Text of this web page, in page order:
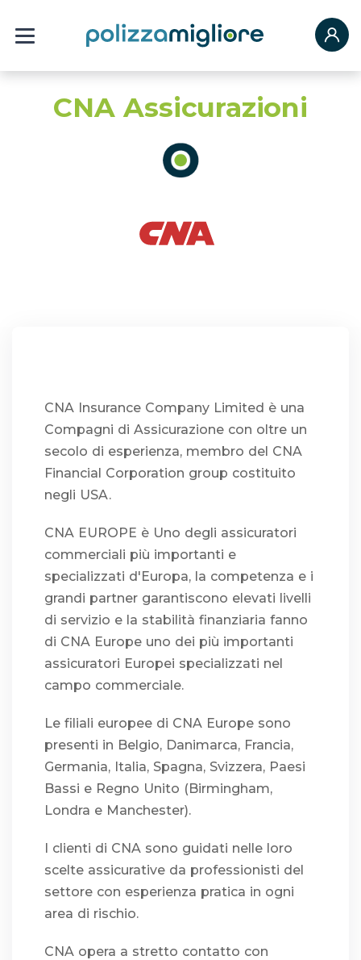
CNA Assicurazioni
CNA Insurance Company Limited è una
Compagni di Assicurazione con oltre un
secolo di esperienza, membro del CNA
Financial Corporation group costituito
negli USA.
CNA EUROPE è Uno degli assicuratori
commerciali più importanti e
specializzati d'Europa, la competenza e i
grandi partner garantiscono elevati livelli
di servizio e la stabilità finanziaria fanno
di CNA Europe uno dei più importanti
assicuratori Europei specializzati nel
campo commerciale.
Le filiali europee di CNA Europe sono
presenti in Belgio, Danimarca, Francia,
Germania, Italia, Spagna, Svizzera, Paesi
Bassi e Regno Unito (Birmingham,
Londra e Manchester).
I clienti di CNA sono guidati nelle loro
scelte assicurative da professionisti del
settore con esperienza pratica in ogni
area di rischio.
CNA opera a stretto contatto con